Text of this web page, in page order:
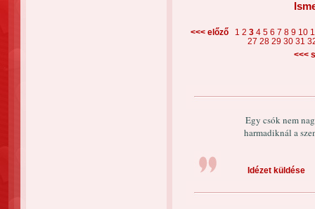
<<< előző 1 2 3 4 5 6 7 8 9 10
27 28 29 30 31
<<<
Egy csók nem
harmadiknál a
Idézet küldése